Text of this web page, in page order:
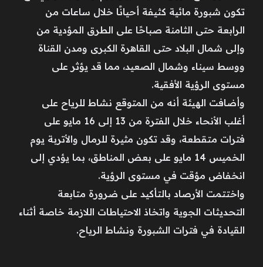
تكون شبورة مائية كثيفة أحيانًا خلال ساعات من
الرابعة حتى الثامنة صباحًا على الطرق المؤدية من
وإلى شمال البلاد حتى القاهرة الكبرى ومدن القناة
ووسط سيناء وشمال الصعيد، مما قد يؤثر على
مستوى الرؤية الأفقية.
وأضافت الهيئة أنه من المتوقع نشاط للرياح على
أغلب الأنحاء خلال الفترة من 13 إلى 16 مايو على
فترات متقطعة، وقد تكون مثيرة للرمال والأتربة يوم
الخميس 14 مايو على بعض المناطق، بما يؤدي إلى
انخفاض مؤقت في مستوى الرؤية.
واختتمت الأرصاد بالتأكيد على ضرورة متابعة
التحديثات الجوية واتخاذ الاحتياطات اللازمة خاصة أثناء
القيادة في فترات الشبورة ونشاط الرياح.